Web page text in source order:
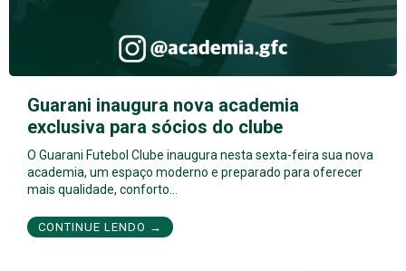
Guarani inaugura nova academia
exclusiva para sócios do clube
O Guarani Futebol Clube inaugura nesta sexta-feira sua nova
academia, um espaço moderno e preparado para oferecer
mais qualidade, conforto…
CONTINUE LENDO →